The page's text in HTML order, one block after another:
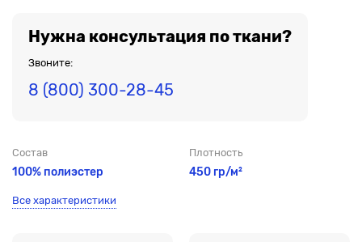
Нужна консультация по ткани?
Звоните:
8 (800) 300-28-45
Состав
100% полиэстер
Плотность
450 гр/м²
Все характеристики